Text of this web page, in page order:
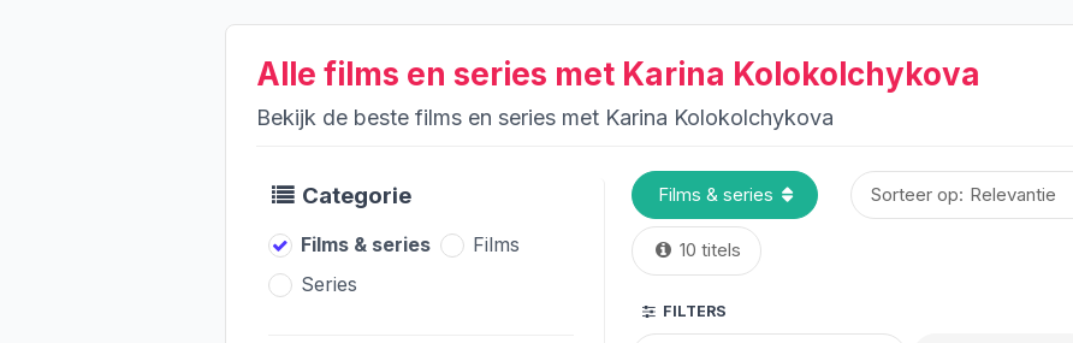
Alle films en series met Karina Kolokolchykova
Bekijk de beste films en series met Karina Kolokolchykova
Categorie
Films & series
Films
Series
10 titels
Sorteer op:
FILTERS